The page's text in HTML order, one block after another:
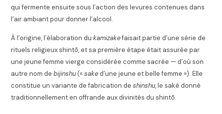
qui fermente ensuite sous l’action des levures contenues dans
l’air ambiant pour donner l’alcool.
À l’origine, l’élaboration dukamizakefaisait partie d’une série de
rituels religieux shintō, et sa première étape était assurée par
une jeune femme vierge considérée comme sacrée — d’où son
autre nom debijinshu(«saked’une jeune et belle femme »). Elle
constitue un variante de fabrication deshinshu, le saké donné
traditionnellement en offrande aux divinités du shintō.